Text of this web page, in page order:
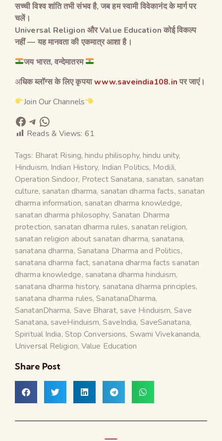
सच्ची विश्व शांति तभी संभव है,जब हम स्वामी विवेकानंद के मार्ग पर
चलें।
Universal Religion औरValue Education कोई विकल्प
नहीं— यह मानवता की एकमात्र आशा है।
जय भारत,वन्देमातरम
अधिक ब्लॉग्स के लिए कृपयाwww.saveindia108.in पर जाएं।
Join Our Channels
Reads & Views: 61
Tags: Bharat Rising,hindu philisophy, hindu unity,
Hinduism, Indian History, Indian Politics, ModiJi,
Operation Sindoor, Protect Sanatana, sanatan, sanatan
culture, sanatan dharma, sanatan dharma facts, sanatan
dharma information, sanatan dharma knowledge,
sanatan dharma philosophy, Sanatan Dharma
protection, sanatan dharma rules, sanatan religion,
sanatan religion about sanatan dharma, sanatana,
sanatana dharma, Sanatana Dharma and Politics,
sanatana dharma fact, sanatana dharma facts sanatan
dharma knowledge, sanatana dharma hinduism,
sanatana dharma history, sanatana dharma principles,
sanatana dharma rules,SanatanaDharma,
SanatanDharma, Save Bharat, save Hinduism,Save
Sanatana, saveHinduism,SaveIndia, SaveSanatana,
Spiritual India, Stop Conversions, Swami Vivekananda,
Universal Religion,Value Education
Share Post